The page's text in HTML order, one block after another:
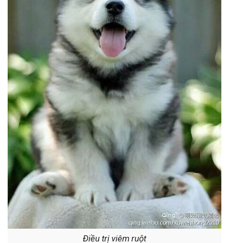
Điều trị viêm ruột